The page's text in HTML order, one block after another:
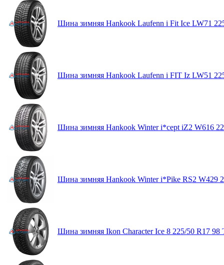
Шина зимняя Hankook Laufenn i Fit Ice LW71
Шина зимняя Hankook Laufenn i FIT Iz LW51
Шина зимняя Hankook Winter i*cept iZ2 W616
Шина зимняя Hankook Winter i*Pike RS2 W429
Шина зимняя Ikon Character Ice 8 225/50 R17 98